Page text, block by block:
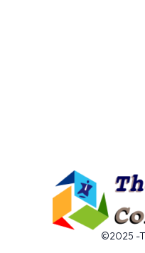
©2025 -